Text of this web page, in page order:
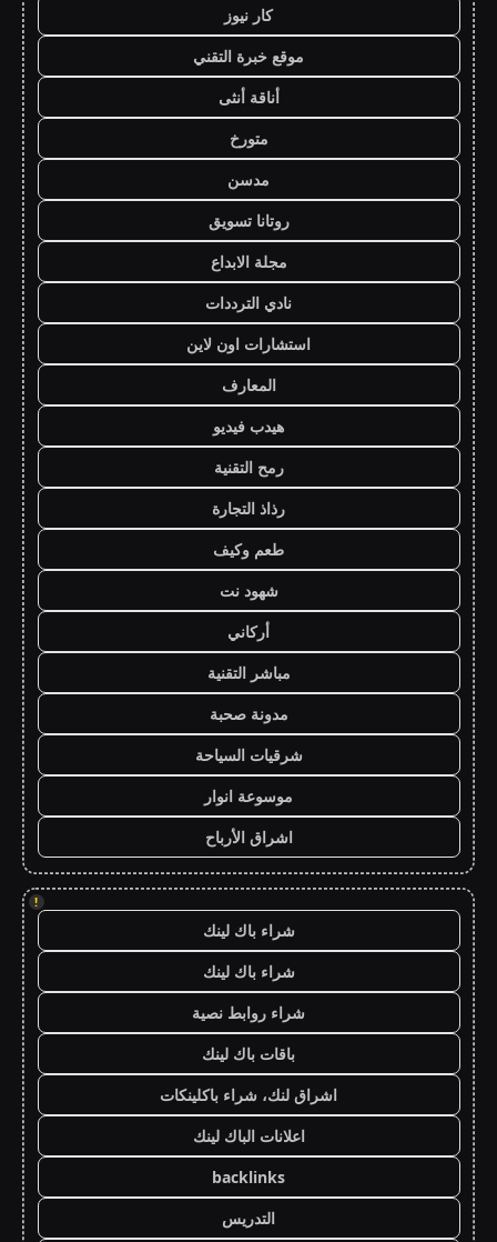
كار نيوز
موقع خبرة التقني
أناقة أنثى
متورخ
مدسن
روتانا تسويق
مجلة الابداع
نادي الترددات
استشارات اون لاين
المعارف
هيدب فيديو
رمح التقنية
رذاذ التجارة
طعم وكيف
شهود نت
أركاني
مباشر التقنية
مدونة صحبة
شرقيات السياحة
موسوعة انوار
اشراق الأرباح
!
شراء باك لينك
شراء باك لينك
شراء روابط نصية
باقات باك لينك
اشراق لنك، شراء باكلينكات
اعلانات الباك لينك
backlinks
التدريس